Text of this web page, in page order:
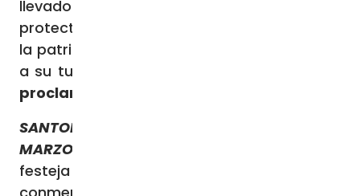
llevados a la Catedral de Vilna y su fama de
protector en las batallas y de defensor de
la patria lituana iniciaron una peregrinación
a su tumba. Ya en 1520,
proclamó santo
SANTORAL COMPLETO DE HOY, 4 DE
MARZO
festeja las siguientes